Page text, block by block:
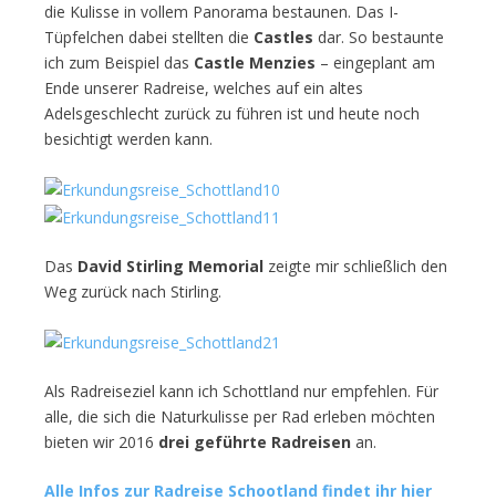
die Kulisse in vollem Panorama bestaunen. Das I-
Tüpfelchen dabei stellten die Castles dar. So bestaunte
ich zum Beispiel das Castle Menzies – eingeplant am
Ende unserer Radreise, welches auf ein altes
Adelsgeschlecht zurück zu führen ist und heute noch
besichtigt werden kann.
Das David Stirling Memorial zeigte mir schließlich den
Weg zurück nach Stirling.
Als Radreiseziel kann ich Schottland nur empfehlen. Für
alle, die sich die Naturkulisse per Rad erleben möchten
bieten wir 2016 drei geführte Radreisen an.
Alle Infos zur Radreise Schootland findet ihr hier